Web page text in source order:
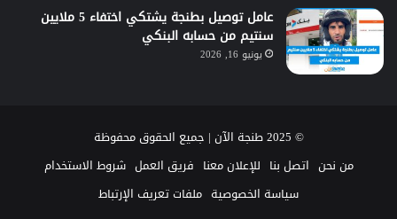
عامل توصيل بطنجة يشتكي اختفاء 5 ملايين
سنتيم من حسابه البنكي
يونيو 16, 2026
© 2025 طنجة الآن | جميع الحقوق محفوظة
من نحن اتصل بنا للإعلان معنا فريق العمل شروط الاستخدام
سياسة الخصوصية ملفات تعريف الإرتباط